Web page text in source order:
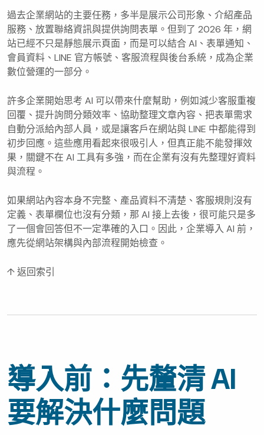
過去企業網站的主要任務，多半是展示公司形象、介紹產品
服務、放置聯絡資訊與提供詢問表單。但到了 2026 年，網
站已經不只是靜態展示頁面，而是可以結合 AI、表單通知、
會員資料、LINE 官方帳號、客服流程與後台系統，成為企業
數位營運的一部分。
許多企業開始思考 AI 可以帶來什麼幫助，例如減少客服重複
回覆、提升詢問分類效率、協助整理文章內容、把表單需求
自動分派給內部人員，或是讓客戶在網站與 LINE 中都能得到
初步回應。這些應用看起來很吸引人，但真正能不能發揮效
果，關鍵不在 AI 工具有多強，而在企業有沒有先整理好資料
與流程。
如果網站內容本身不完整、產品資料不清楚、客服規則沒有
定義、表單欄位也沒有分類，那 AI 接上去後，很可能只是多
了一個會回答但不一定準確的入口。因此，企業導入 AI 前，
應先從網站架構與內部流程開始檢查。
↑ 返回索引
導入前：先釐清 AI
要解決什麼問題